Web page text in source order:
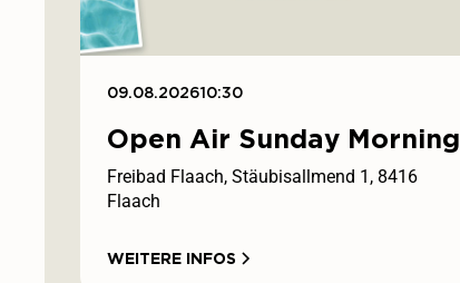
09.08.202610:30
Open Air Sunday Morning
Freibad Flaach, Stäubisallmend 1, 8416
Flaach
WEITERE INFOS